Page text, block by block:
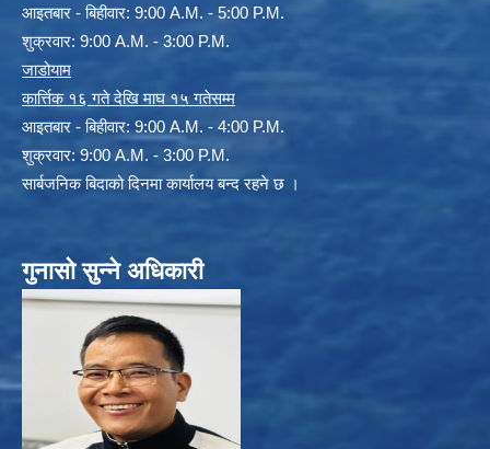
आइतबार - बिहीवार: 9:00 A.M. - 5:00 P.M.
शुक्रवार: 9:00 A.M. - 3:00 P.M.
जाडोयाम
कार्त्तिक १६ गते देखि माघ १५ गतेसम्म
आइतबार - बिहीवार: 9:00 A.M. - 4:00 P.M.
शुक्रवार: 9:00 A.M. - 3:00 P.M.
सार्बजनिक बिदाको दिनमा कार्यालय बन्द रहने छ ।
गुनासो सुन्ने अधिकारी